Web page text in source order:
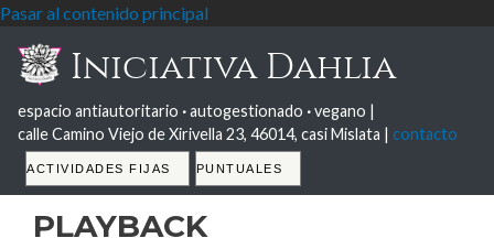
Pasar al contenido principal
Iniciativa Dahlia
espacio antiautoritario ·autogestionado ·vegano |
calle Camino Viejo de Xirivella 23, 46014, casi Mislata | contacto
Tabs
ACTIVIDADES FIJAS PUNTUALES
playback